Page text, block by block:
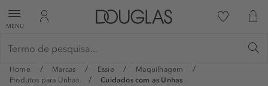
MENU
Home Marcas Essie
Maquilhagem
Produtos para Unhas
Cuidados com as Unhas